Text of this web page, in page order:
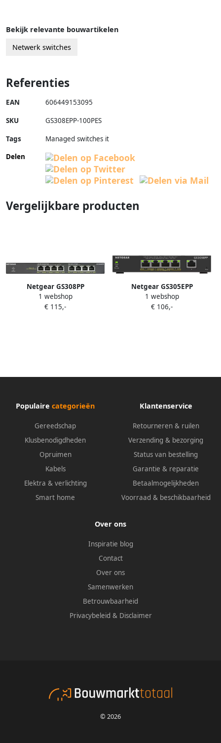
Bekijk relevante bouwartikelen
Netwerk switches
Referenties
EAN 606449153095
SKU GS308EPP-100PES
Tags
Managed switches it
Delen
Vergelijkbare producten
Netgear GS308PP
1 webshop
€ 115,-
Netgear GS305EPP
1 webshop
€ 106,-
Populaire categorieën
Gereedschap
Klusbenodigdheden
Opruimen
Kabels
Elektra & verlichting
Smart home
Klantenservice
Retourneren & ruilen
Verzending & bezorging
Status van bestelling
Garantie & reparatie
Betaalmogelijkheden
Voorraad & beschikbaarheid
Over ons
Inspiratie blog
Contact
Over ons
Samenwerken
Betrouwbaarheid
Privacybeleid & Disclaimer
© 2026